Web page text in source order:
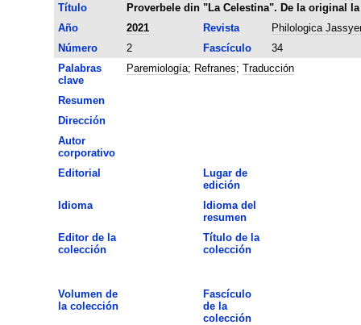
Título
Proverbele din "La Celestina". De la original
Año
2021 Revista
Philologica
Número
2 Fascículo
34
Palabras
clave
Paremiología; Refranes; Traducción
Resumen
Dirección
Autor
corporativo
Editorial
Lugar de
edición
Idioma
Idioma del
resumen
Editor de la
colección
Título de la
colección
Volumen de
la colección
Fascículo
de la
colección